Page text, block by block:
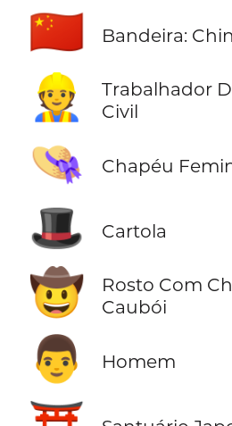
🇨🇳 Bandeira:
👷
Trabalhador
Civil
👒 Chapéu
🎩 Cartola
🤠
Rosto Com
Caubói
👨 Homem